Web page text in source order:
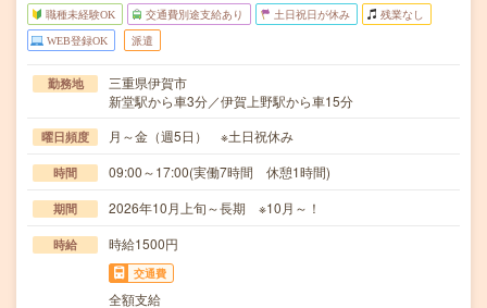
職種未経験OK 交通費別途支給あり 土日祝日が休み 残業なし
WEB登録OK 派遣
勤務地
三重県伊賀市
新堂駅から車3分／伊賀上野駅から車15分
曜日頻度 月～金（週5日） ※土日祝休み
時間 09:00～17:00(実働7時間 休憩1時間)
期間 2026年10月上旬～長期 ※10月～！
時給 時給1500円
交通費
全額支給